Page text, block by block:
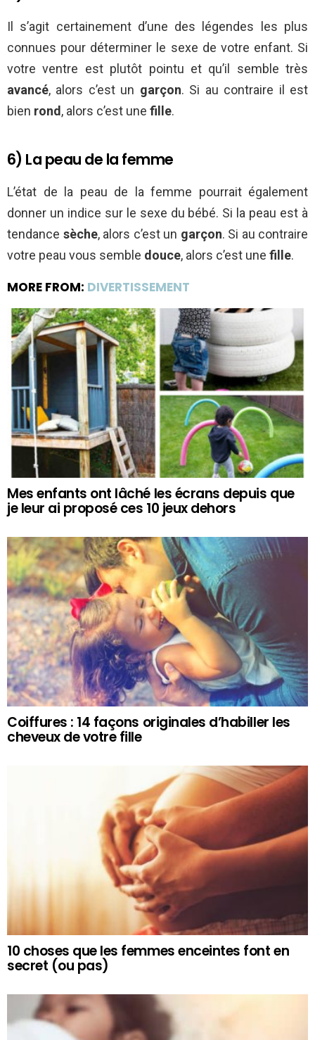
Il s’agit certainement d’une des légendes les plus
connues pour déterminer le sexe de votre enfant. Si
votre ventre est plutôt pointu et qu’il semble très
avancé, alors c’est un garçon. Si au contraire il est
bien rond, alors c’est une fille.
6) La peau de la femme
L’état de la peau de la femme pourrait également
donner un indice sur le sexe du bébé. Si la peau est à
tendance sèche, alors c’est un garçon. Si au contraire
votre peau vous semble douce, alors c’est une fille.
MORE FROM: DIVERTISSEMENT
Mes enfants ont lâché les écrans depuis que
je leur ai proposé ces 10 jeux dehors
Coiffures : 14 façons originales d’habiller les
cheveux de votre fille
10 choses que les femmes enceintes font en
secret (ou pas)